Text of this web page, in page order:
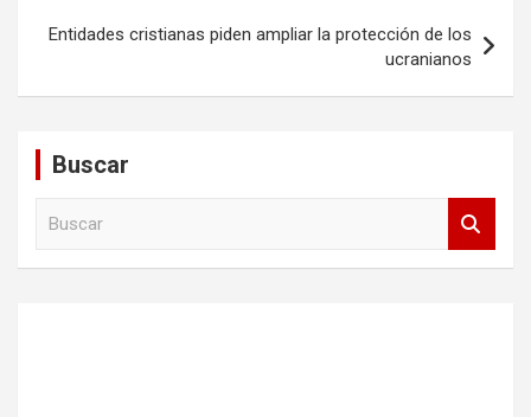
entradas
Entidades cristianas piden ampliar la protección de los
ucranianos
Buscar